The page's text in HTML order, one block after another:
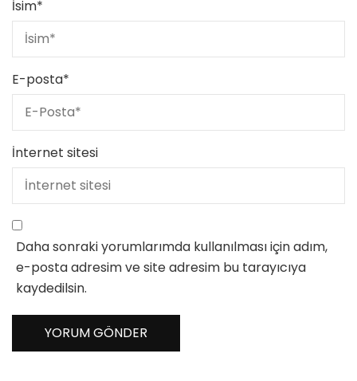
İsim*
E-posta*
İnternet sitesi
Daha sonraki yorumlarımda kullanılması için adım,
e-posta adresim ve site adresim bu tarayıcıya
kaydedilsin.